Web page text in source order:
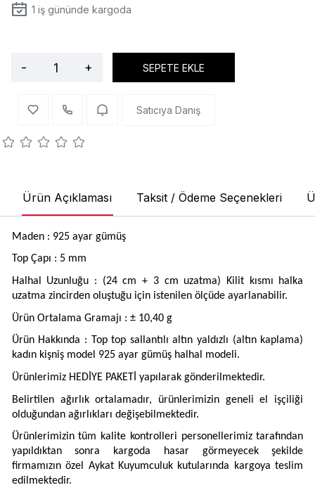
1 iş gününde kargoda
- + SEPETE EKLE
Satıcıya Danış
Ürün Açıklaması Taksit / Ödeme Seçenekleri
Maden : 925 ayar gümüş
Top Çapı : 5 mm
Halhal Uzunluğu : (24 cm + 3 cm uzatma) Kilit kısmı halka
uzatma zincirden oluştuğu için istenilen ölçüde ayarlanabilir.
Ürün Ortalama Gramajı : ± 10,40 g
Ürün Hakkında : Top top sallantılı altın yaldızlı (altın kaplama)
kadın kişniş model 925 ayar gümüş halhal modeli.
Ürünlerimiz HEDİYE PAKETİ yapılarak gönderilmektedir.
Belirtilen ağırlık ortalamadır, ürünlerimizin geneli el işçiliği
olduğundan ağırlıkları değişebilmektedir.
Ürünlerimizin tüm kalite kontrolleri personellerimiz tarafından
yapıldıktan sonra kargoda hasar görmeyecek şekilde
firmamızın özel Aykat Kuyumculuk kutularında kargoya teslim
edilmektedir.